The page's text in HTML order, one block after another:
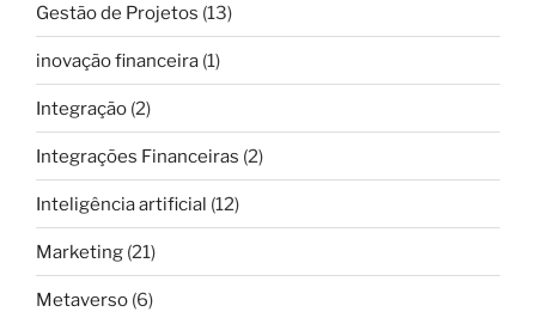
Gestão de Projetos (13)
inovação financeira (1)
Integração (2)
Integrações Financeiras (2)
Inteligência artificial (12)
Marketing (21)
Metaverso (6)